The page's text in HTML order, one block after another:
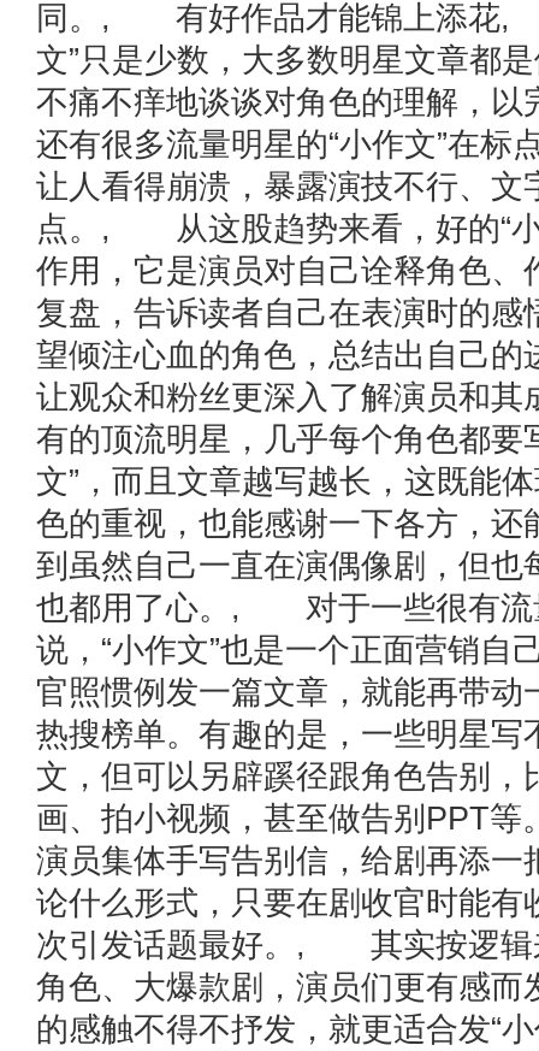
同。, 有好作品才能锦上添花
文”只是少数，大多数明星文章都
不痛不痒地谈谈对角色的理解，以
还有很多流量明星的“小作文”在标
让人看得崩溃，暴露演技不行、文
点。, 从这股趋势来看，好的“小
作用，它是演员对自己诠释角色、
复盘，告诉读者自己在表演时的感
望倾注心血的角色，总结出自己的
让观众和粉丝更深入了解演员和其
有的顶流明星，几乎每个角色都要
文”，而且文章越写越长，这既能
色的重视，也能感谢一下各方，还
到虽然自己一直在演偶像剧，但也
也都用了心。, 对于一些很有流
说，“小作文”也是一个正面营销自
官照惯例发一篇文章，就能再带动
热搜榜单。有趣的是，一些明星写
文，但可以另辟蹊径跟角色告别，
画、拍小视频，甚至做告别PPT等
演员集体手写告别信，给剧再添一
论什么形式，只要在剧收官时能有
次引发话题最好。, 其实按逻辑
角色、大爆款剧，演员们更有感而
的感触不得不抒发，就更适合发“